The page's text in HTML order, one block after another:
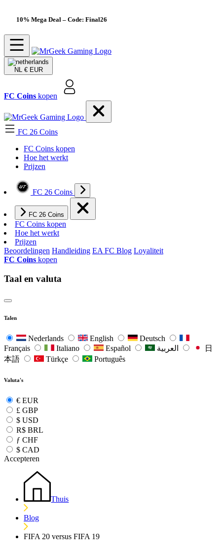
10% Mega Deal – Code: Final26
NL € EUR
FC Coins kopen
FC 26 Coins
FC Coins kopen
Hoe het werkt
Prijzen
FC 26 Coins
FC 26 Coins
FC Coins kopen
Hoe het werkt
Prijzen
Beoordelingen Handleiding EA FC Blog Loyaliteit
FC Coins kopen
Taal en valuta
Talen
Nederlands English
Deutsch
Français
Italiano Español
日
本語
Türkçe Português
Valuta's
€ EUR
£ GBP
$ USD
R$ BRL
ƒ CHF
$ CAD
Accepteren
Thuis
Blog
FIFA 20 versus FIFA 19